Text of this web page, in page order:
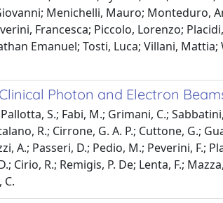
Menichelli, Mauro; Monteduro,
Francesca; Piccolo, Lorenzo;
Emanuel; Tosti, Luca; Villani,
Photon and Electron
S.; Fabi, M.; Grimani, C.;
R.; Cirrone, G. A. P.; Cuttone, G.;
Passeri, D.; Pedio, M.; Peverini, F.;
R.; Remigis, P. De; Lenta, F.;